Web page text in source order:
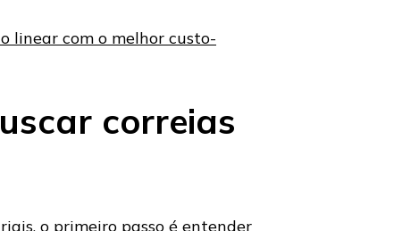
linear com o melhor custo-
correias
o primeiro passo é entender